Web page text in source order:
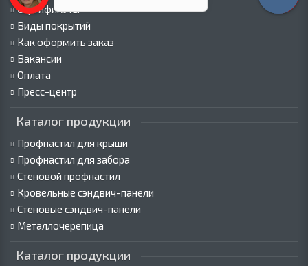
Сертификаты
Виды покрытий
Как оформить заказ
Вакансии
Оплата
Пресс-центр
Каталог продукции
Профнастил для крыши
Профнастил для забора
Стеновой профнастил
Кровельные сэндвич-панели
Стеновые сэндвич-панели
Металлочерепица
Каталог продукции